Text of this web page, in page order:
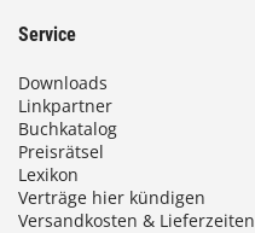
Service
Downloads
Linkpartner
Buchkatalog
Preisrätsel
Lexikon
Verträge hier kündigen
Versandkosten & Lieferzeiten